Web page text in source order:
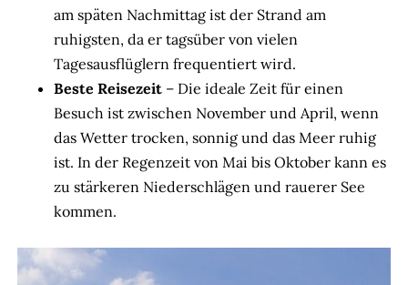
am späten Nachmittag ist der Strand am
ruhigsten, da er tagsüber von vielen
Tagesausflüglern frequentiert wird.
Beste Reisezeit – Die ideale Zeit für einen
Besuch ist zwischen November und April, wenn
das Wetter trocken, sonnig und das Meer ruhig
ist. In der Regenzeit von Mai bis Oktober kann es
zu stärkeren Niederschlägen und rauerer See
kommen.